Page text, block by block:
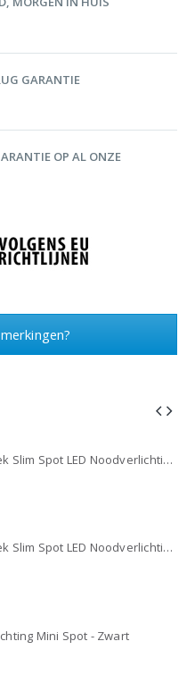
GARANTIE
OP AL ONZE
3-Fase Anti-Paniek Slim Spot LED Noodverlichting 3W - Zwart
3-Fase Anti-Paniek Slim Spot LED Noodverlichting 3W - Wit
Mini Spot - Zwart